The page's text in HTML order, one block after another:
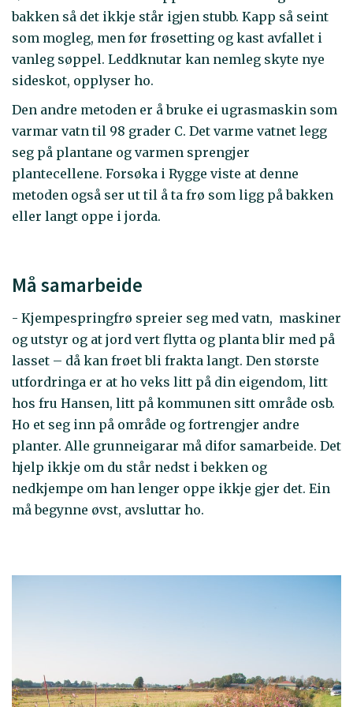
bakken så det ikkje står igjen stubb. Kapp så seint
som mogleg, men før frøsetting og kast avfallet i
vanleg søppel. Leddknutar kan nemleg skyte nye
sideskot, opplyser ho.
Den andre metoden er å bruke ei ugrasmaskin som
varmar vatn til 98 grader C. Det varme vatnet legg
seg på plantane og varmen sprengjer
plantecellene. Forsøka i Rygge viste at denne
metoden også ser ut til å ta frø som ligg på bakken
eller langt oppe i jorda.
Må samarbeide
- Kjempespringfrø spreier seg med vatn, maskiner
og utstyr og at jord vert flytta og planta blir med på
lasset – då kan frøet bli frakta langt. Den største
utfordringa er at ho veks litt på din eigendom, litt
hos fru Hansen, litt på kommunen sitt område osb.
Ho et seg inn på område og fortrengjer andre
planter. Alle grunneigarar må difor samarbeide. Det
hjelp ikkje om du står nedst i bekken og
nedkjempe om han lenger oppe ikkje gjer det. Ein
må begynne øvst, avsluttar ho.